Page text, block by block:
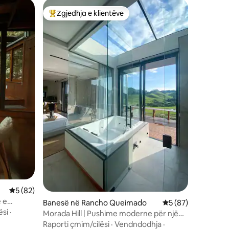
Vlerësimi mesatar 5 nga 5, 82 vlerësime
5 (82)
e
·
Më të mirat e zgjedhjeve të klientëve
Zgjedhja e klientëve
Banesë në Rancho Queimado Vlerësimi mesatar
5 (87)
Morada Hill | Pushime moderne për një
çift.
Raporti çmim/cilësi · Vendndodhja ·